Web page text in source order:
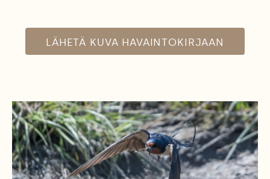
LÄHETÄ KUVA HAVAINTOKIRJAAN